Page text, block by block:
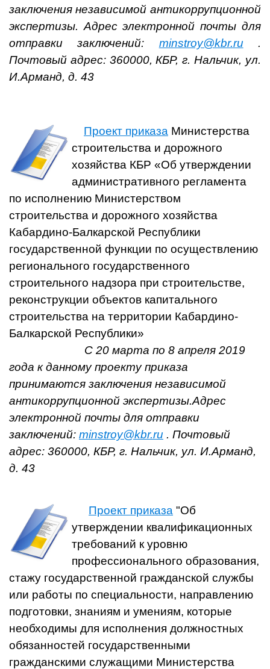
заключения независимой антикоррупционной
экспертизы. Адрес электронной почты для
отправки заключений: minstroy@kbr.ru
.
Почтовый адрес: 360000, КБР, г. Нальчик, ул.
И.Арманд, д. 43
Проект приказа Министерства
строительства и дорожного
хозяйства КБР «Об утверждении
административного регламента
по исполнению Министерством
строительства и дорожного хозяйства
Кабардино-Балкарской Республики
государственной функции по осуществлению
регионального государственного
строительного надзора при строительстве,
реконструкции объектов капитального
строительства на территории Кабардино-
Балкарской Республики»
С 20 марта по 8 апреля 2019
года к данному проекту приказа
принимаются заключения независимой
антикоррупционной экспертизы.Адрес
электронной почты для отправки
заключений: minstroy@kbr.ru . Почтовый
адрес: 360000, КБР, г. Нальчик, ул. И.Арманд,
д. 43
Проект приказа "Об
утверждении квалификационных
требований к уровню
профессионального образования,
стажу государственной гражданской службы
или работы по специальности, направлению
подготовки, знаниям и умениям, которые
необходимы для исполнения должностных
обязанностей государственными
гражданскими служащими Министерства